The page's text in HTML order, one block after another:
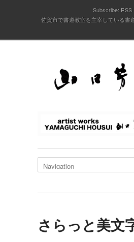
Subscribe: RSS
佐賀市で書道教室を主宰している書
さらっと美文